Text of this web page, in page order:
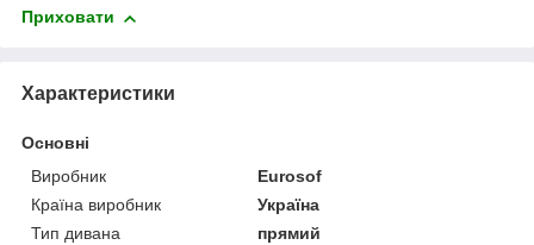
Приховати
Характеристики
Основні
Виробник
Eurosof
Країна виробник
Україна
Тип дивана
прямий